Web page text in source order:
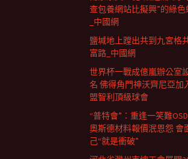
查包養網站比擬興”的綠色
_中國網
鹽堿地上蹚出共到九宮格
富路_中國網
世界杯一戰成億嵐辦公室
名 佛得角門神沃齊尼亞加
盟智利頂級球會
“普特會”：重逢一笑難
奧斯德材料報價泯恩怨 會
己“就是衝破”